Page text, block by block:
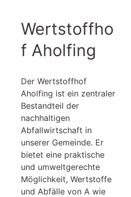
Wertstoffho
f Aholfing
Der Wertstoffhof
Aholfing ist ein zentraler
Bestandteil der
nachhaltigen
Abfallwirtschaft in
unserer Gemeinde. Er
bietet eine praktische
und umweltgerechte
Möglichkeit, Wertstoffe
und Abfälle von A wie